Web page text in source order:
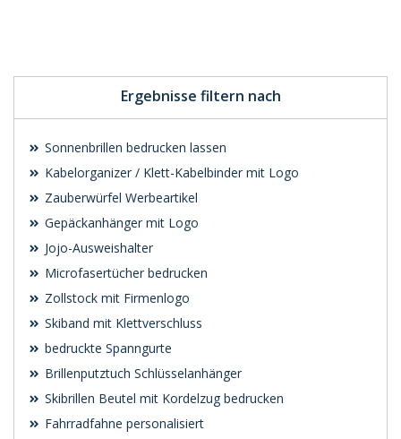
Ergebnisse filtern nach
Sonnenbrillen bedrucken lassen
Kabelorganizer / Klett-Kabelbinder mit Logo
Zauberwürfel Werbeartikel
Gepäckanhänger mit Logo
Jojo-Ausweishalter
Microfasertücher bedrucken
Zollstock mit Firmenlogo
Skiband mit Klettverschluss
bedruckte Spanngurte
Brillenputztuch Schlüsselanhänger
Skibrillen Beutel mit Kordelzug bedrucken
Fahrradfahne personalisiert